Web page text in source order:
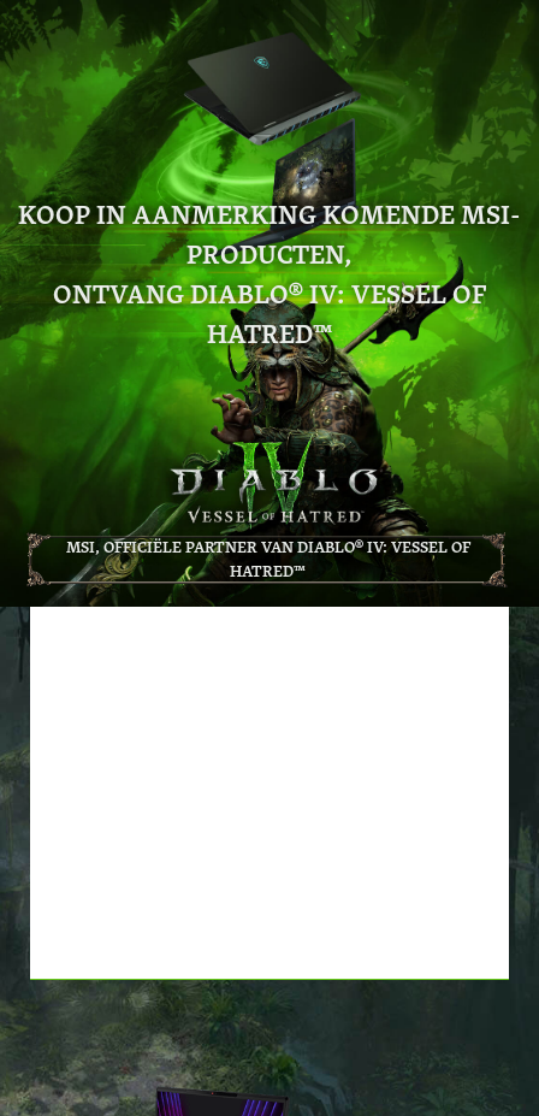
KOOP IN AANMERKING KOMENDE MSI-
PRODUCTEN,
ONTVANG DIABLO® IV: VESSEL OF
HATRED™
MSI, OFFICIËLE PARTNER VAN DIABLO® IV: VESSEL OF
HATRED™